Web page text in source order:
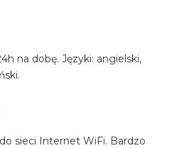
na dobę. Języki: angielski,
sieci Internet WiFi. Bardzo